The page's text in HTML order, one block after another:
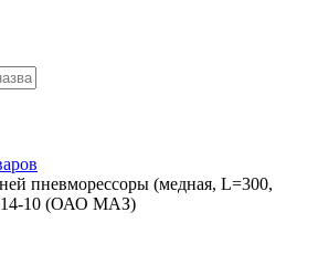
пневморессоры (медная, L=300,
10 (ОАО МАЗ)